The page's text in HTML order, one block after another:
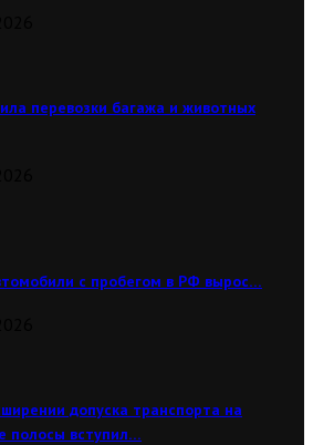
перевозки багажа и животных
с пробегом в РФ вырос…
допуска транспорта на
полосы вступил…